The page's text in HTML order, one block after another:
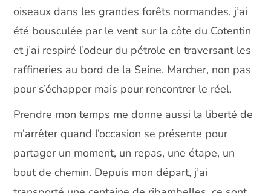
oiseaux dans les grandes forêts normandes, j’ai
été bousculée par le vent sur la côte du Cotentin
et j’ai respiré l’odeur du pétrole en traversant les
raffineries au bord de la Seine. Marcher, non pas
pour s’échapper mais pour rencontrer le réel.
Prendre mon temps me donne aussi la liberté de
m’arrêter quand l’occasion se présente pour
partager un moment, un repas, une étape, un
bout de chemin. Depuis mon départ, j’ai